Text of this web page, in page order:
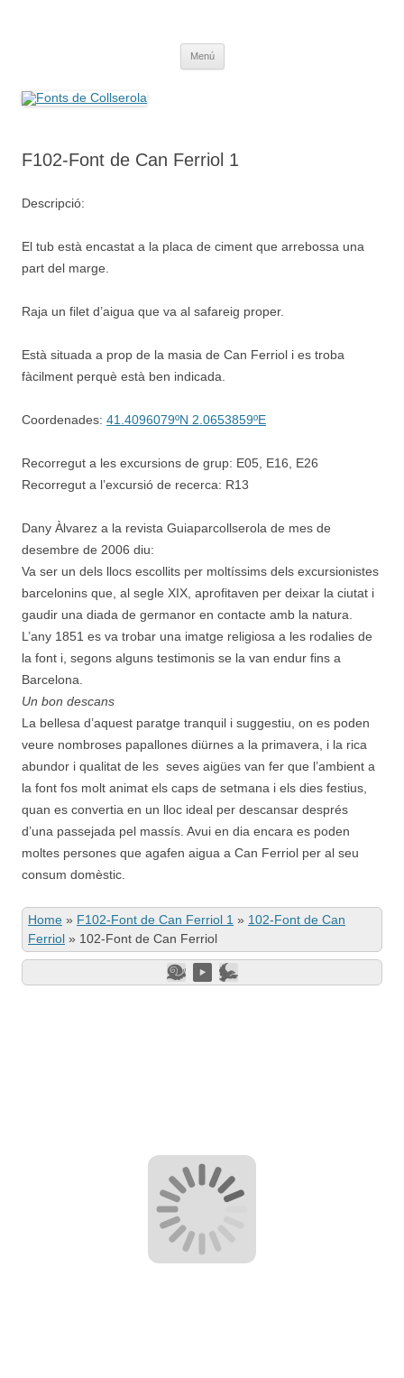
Menú
F102-Font de Can Ferriol 1
Descripció:
El tub està encastat a la placa de ciment que arrebossa una
part del marge.
Raja un filet d’aigua que va al safareig proper.
Està situada a prop de la masia de Can Ferriol i es troba
fàcilment perquè està ben indicada.
Coordenades: 41.4096079ºN 2.0653859ºE
Recorregut a les excursions de grup: E05, E16, E26
Recorregut a l’excursió de recerca: R13
Dany Àlvarez a la revista Guiaparcollserola de mes de
desembre de 2006 diu:
Va ser un dels llocs escollits per moltíssims dels excursionistes
barcelonins que, al segle XIX, aprofitaven per deixar la ciutat i
gaudir una diada de germanor en contacte amb la natura.
L’any 1851 es va trobar una imatge religiosa a les rodalies de
la font i, segons alguns testimonis se la van endur fins a
Barcelona.
Un bon descans
La bellesa d’aquest paratge tranquil i suggestiu, on es poden
veure nombroses papallones diürnes a la primavera, i la rica
abundor i qualitat de les seves aigües van fer que l’ambient a
la font fos molt animat els caps de setmana i els dies festius,
quan es convertia en un lloc ideal per descansar després
d’una passejada pel massís. Avui en dia encara es poden
moltes persones que agafen aigua a Can Ferriol per al seu
consum domèstic.
Home » F102-Font de Can Ferriol 1 » 102-Font de Can
Ferriol » 102-Font de Can Ferriol